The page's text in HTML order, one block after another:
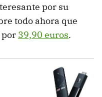
por su
todo ahora que
por 39,90 euros.